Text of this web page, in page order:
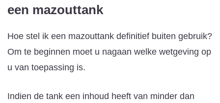
een mazouttank
Hoe stel ik een mazouttank definitief buiten gebruik?
Om te beginnen moet u nagaan welke wetgeving op
u van toepassing is.
Indien de tank een inhoud heeft van minder dan